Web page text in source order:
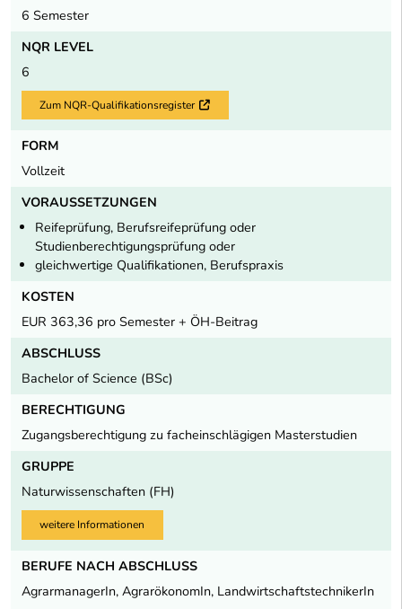
6 Semester
NQR LEVEL
6
Zum NQR-Qualifikationsregister Externer Link
FORM
Vollzeit
VORAUSSETZUNGEN
Reifeprüfung, Berufsreifeprüfung oder
Studienberechtigungsprüfung oder
gleichwertige Qualifikationen, Berufspraxis
KOSTEN
EUR 363,36 pro Semester + ÖH-Beitrag
ABSCHLUSS
Bachelor of Science (BSc)
BERECHTIGUNG
Zugangsberechtigung zu facheinschlägigen Masterstudien
GRUPPE
Naturwissenschaften (FH)
weitere Informationen
BERUFE NACH ABSCHLUSS
AgrarmanagerIn, AgrarökonomIn, LandwirtschaftstechnikerIn